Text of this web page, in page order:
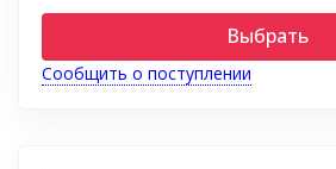
Выбрать
Сообщить о поступлении